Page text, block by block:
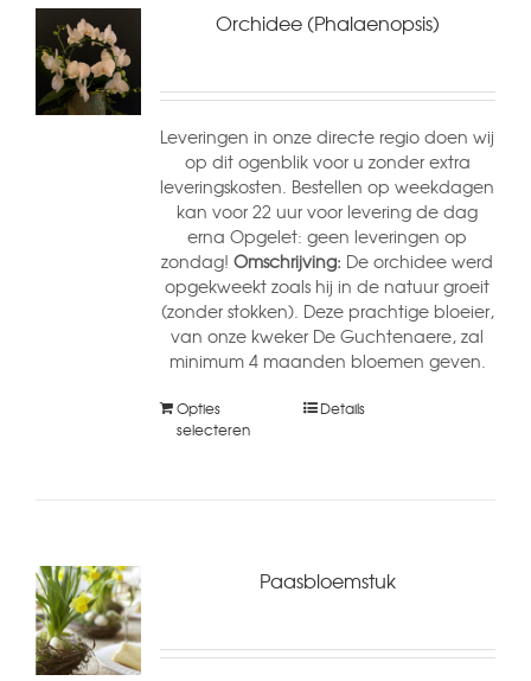
Orchidee (Phalaenopsis)
Leveringen in onze directe regio doen wij
op dit ogenblik voor u zonder extra
leveringskosten. Bestellen op weekdagen
kan voor 22 uur voor levering de dag
erna Opgelet: geen leveringen op
zondag!Omschrijving: De orchidee werd
opgekweekt zoals hij in de natuur groeit
(zonder stokken). Deze prachtige bloeier,
van onze kweker De Guchtenaere, zal
minimum 4 maanden bloemen geven.
Opties
selecteren
Details
Paasbloemstuk